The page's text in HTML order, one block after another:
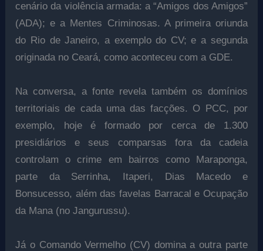
cenário da violência armada: a “Amigos dos Amigos”
(ADA); e a Mentes Criminosas. A primeira oriunda
do Rio de Janeiro, a exemplo do CV; e a segunda
originada no Ceará, como aconteceu com a GDE.
Na conversa, a fonte revela também os domínios
territoriais de cada uma das facções. O PCC, por
exemplo, hoje é formado por cerca de 1.300
presidiários e seus comparsas fora da cadeia
controlam o crime em bairros como Maraponga,
parte da Serrinha, Itaperi, Dias Macedo e
Bonsucesso, além das favelas Barracal e Ocupação
da Mana (no Jangurussu).
Já o Comando Vermelho (CV) domina a outra parte